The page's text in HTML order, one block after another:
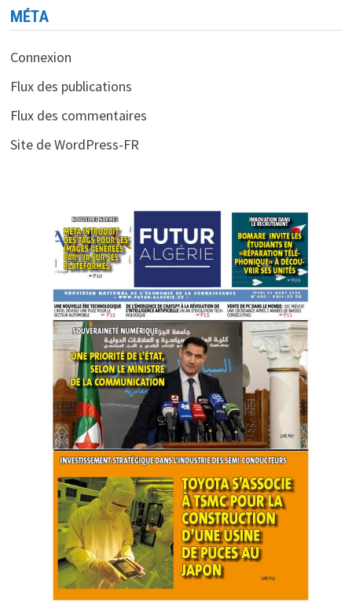
MÉTA
Connexion
Flux des publications
Flux des commentaires
Site de WordPress-FR